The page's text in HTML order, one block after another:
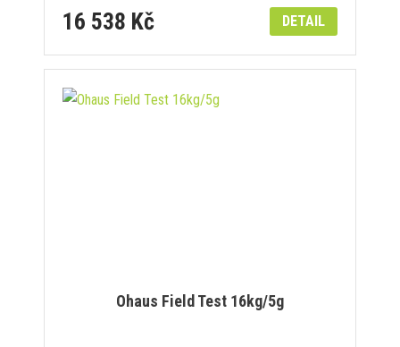
16 538 Kč DETAIL
Ohaus Field Test 16kg/5g